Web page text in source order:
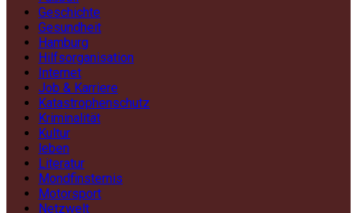
Geschichte
Gesundheit
Hamburg
Hilfsorganisation
Internet
Job & Karriere
Katastrophenschutz
Kriminalität
Kultur
leben
Literatur
Mondfinsternis
Motorsport
Netzwelt